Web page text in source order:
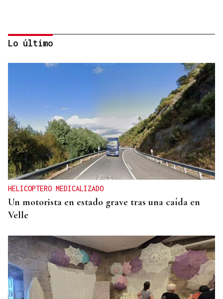
ORÁCULO DAS BURGAS
Horóscopo del día: jueves, 6 de agosto
Lo último
HELICOPTERO MEDICALIZADO
Un motorista en estado grave tras una caída en
Velle